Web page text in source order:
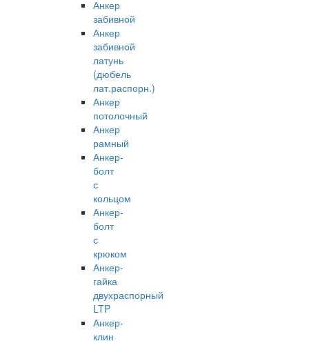
Анкер
забивной
Анкер
забивной
латунь
(дюбель
лат.распорн.)
Анкер
потолочный
Анкер
рамный
Анкер-
болт
с
кольцом
Анкер-
болт
с
крюком
Анкер-
гайка
двухраспорный
LTP
Анкер-
клин